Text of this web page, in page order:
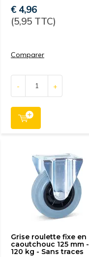
€ 4,96
(5,95 TTC)
Comparer
- +
Grise roulette fixe en
caoutchouc 125 mm -
120 kg - Sans traces